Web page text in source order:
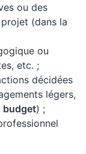
ou des
(dans la
ou
etc. ;
décidées
légers,
budget) ;